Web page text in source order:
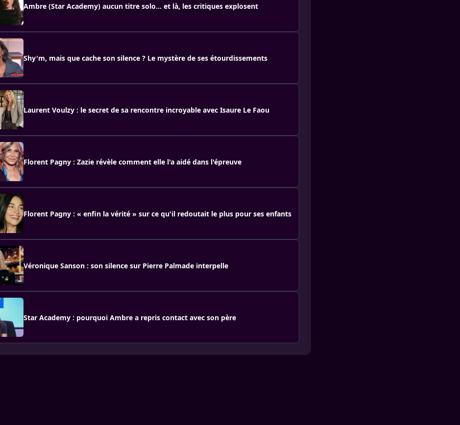
Ambre (Star Academy) aucun titre solo… et là, les critiques explosent
Shy'm, mais que cache son silence ? Le mystère de ses étourdissements
Laurent Voulzy : le secret de sa rencontre incroyable avec Isaure Le Faou
Florent Pagny : Zazie révèle comment elle l'a aidé dans l'épreuve
Florent Pagny : « enfin la vérité » sur ce qu'il redoutait le plus pour ses enfants
Véronique Sanson : son silence sur Pierre Palmade interpelle
Star Academy : pourquoi Ambre a repris contact avec son père